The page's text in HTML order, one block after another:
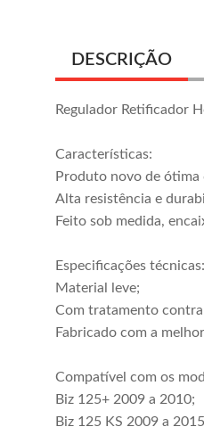
DESCRIÇÃO
Regulador Retificador
Características:
Produto novo de ótima
Alta resistência e
Feito sob medida,
Especificações técnicas:
Material leve;
Com tratamento
Fabricado com a
Compatível com os
Biz 125+ 2009 a 2010;
Biz 125 KS 2009 a